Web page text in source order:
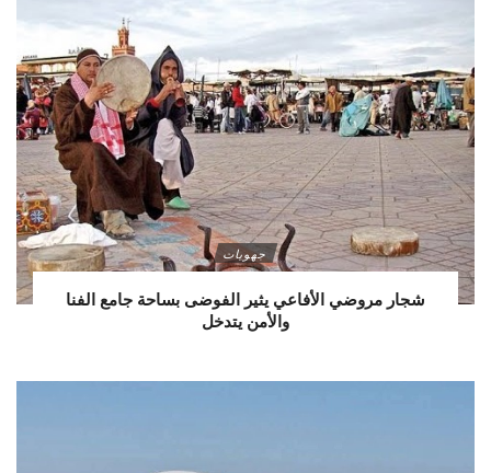
جهويات
شجار مروضي الأفاعي يثير الفوضى بساحة جامع الفنا
والأمن يتدخل